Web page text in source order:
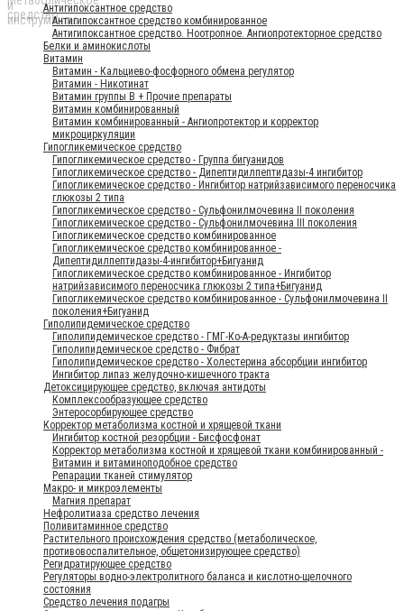
Антигипоксантное средство
Антигипоксантное средство комбинированное
Антигипоксантное средство. Ноотропное. Ангиопротекторное средство
Белки и аминокислоты
Витамин
Витамин - Кальциево-фосфорного обмена регулятор
Витамин - Никотинат
Витамин группы B + Прочие препараты
Витамин комбинированный
Витамин комбинированный - Ангиопротектор и корректор
микроциркуляции
Гипогликемическое средство
Гипогликемическое средство - Группа бигуанидов
Гипогликемическое средство - Дипептидилпептидазы-4 ингибитор
Гипогликемическое средство - Ингибитор натрийзависимого переносчика
глюкозы 2 типа
Гипогликемическое средство - Сульфонилмочевина II поколения
Гипогликемическое средство - Сульфонилмочевина III поколения
Гипогликемическое средство комбинированное
Гипогликемическое средство комбинированное -
Дипептидилпептидазы-4-ингибитор+Бигуанид
Гипогликемическое средство комбинированное - Ингибитор
натрийзависимого переносчика глюкозы 2 типа+Бигуанид
Гипогликемическое средство комбинированное - Сульфонилмочевина II
поколения+Бигуанид
Гиполипидемическое средство
Гиполипидемическое средство - ГМГ-Ко-А-редуктазы ингибитор
Гиполипидемическое средство - Фибрат
Гиполипидемическое средство - Холестерина абсорбции ингибитор
Ингибитор липаз желудочно-кишечного тракта
Детоксицирующее средство, включая антидоты
Комплексообразующее средство
Энтеросорбирующее средство
Корректор метаболизма костной и хрящевой ткани
Ингибитор костной резорбции - Бисфосфонат
Корректор метаболизма костной и хрящевой ткани комбинированный -
Витамин и витаминоподобное средство
Репарации тканей стимулятор
Макро- и микроэлементы
Магния препарат
Нефролитиаза средство лечения
Поливитаминное средство
Растительного происхождения средство (метаболическое,
противовоспалительное, общетонизирующее средство)
Регидратирующее средство
Регуляторы водно-электролитного баланса и кислотно-щелочного
состояния
Средство лечения подагры